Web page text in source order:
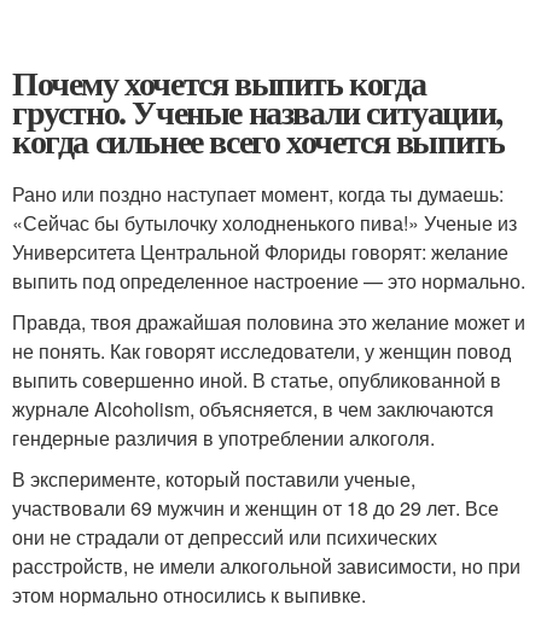
Почему хочется выпить когда
грустно. Ученые назвали ситуации,
когда сильнее всего хочется выпить
Рано или поздно наступает момент, когда ты думаешь:
«Сейчас бы бутылочку холодненького пива!» Ученые из
Университета Центральной Флориды говорят: желание
выпить под определенное настроение — это нормально.
Правда, твоя дражайшая половина это желание может и
не понять. Как говорят исследователи, у женщин повод
выпить совершенно иной. В статье, опубликованной в
журнале Alcoholism, объясняется, в чем заключаются
гендерные различия в употреблении алкоголя.
В эксперименте, который поставили ученые,
участвовали 69 мужчин и женщин от 18 до 29 лет. Все
они не страдали от депрессий или психических
расстройств, не имели алкогольной зависимости, но при
этом нормально относились к выпивке.